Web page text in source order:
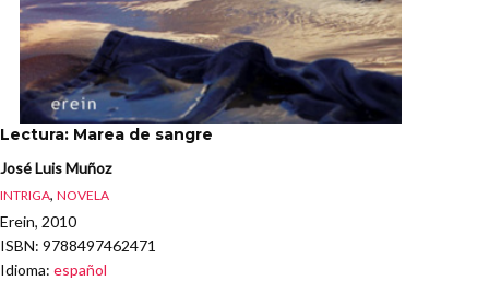
Lectura: Marea de sangre
José Luis Muñoz
INTRIGA, NOVELA
Erein, 2010
ISBN: 9788497462471
Idioma: español